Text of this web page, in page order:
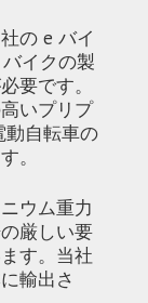
の e バイ
イクの製
要です。
いプリプ
動自転車の
。
ウム重力
厳しい要
す。当社
輸出さ